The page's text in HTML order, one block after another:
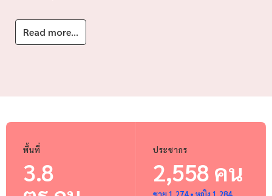
Read more...
พื้นที่
3.8
ประชากร
2,558 คน
ชาย 1,274 • หญิง 1,284